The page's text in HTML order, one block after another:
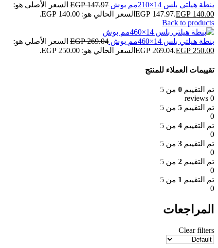
بنطة هيلتي بلس 14×210مم بوش EGP147.97
السعر الأصلي هو:
EGP 147.97.EGP 140.00
السعر الحالي هو: EGP 140.00.
Back to products
بنطة هيلتي بلس 14×460مم بوش EGP269.04
السعر الأصلي هو:
EGP 269.04.EGP 250.00 السعر الحالي هو: EGP 250.00.
تقييمات العملاء للمنتج
تم التقييم 0 من 5
0 reviews
تم التقييم 5 من 5
0
تم التقييم 4 من 5
0
تم التقييم 3 من 5
0
تم التقييم 2 من 5
0
تم التقييم 1 من 5
0
المراجعات
Clear filters